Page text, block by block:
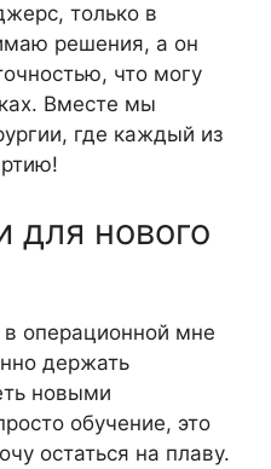
только в
решения, а он
что могу
Вместе мы
где каждый из
для нового
операционной мне
держать
новыми
обучение, это
остаться на плаву.